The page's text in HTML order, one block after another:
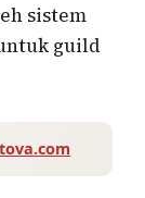
sistem
guild